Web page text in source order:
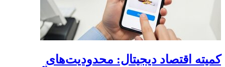
کمیته اقتصاد دیجیتال: محدودیت‌های